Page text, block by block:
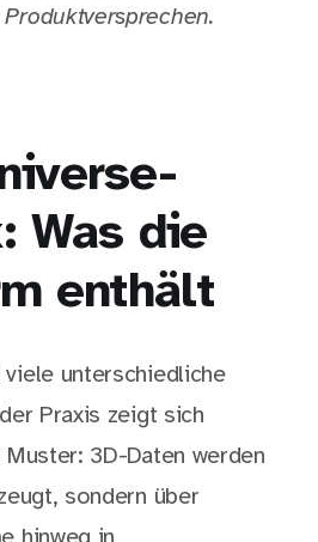
Was die
enthält
unterschiedliche
Praxis zeigt sich
3D-Daten werden
sondern über